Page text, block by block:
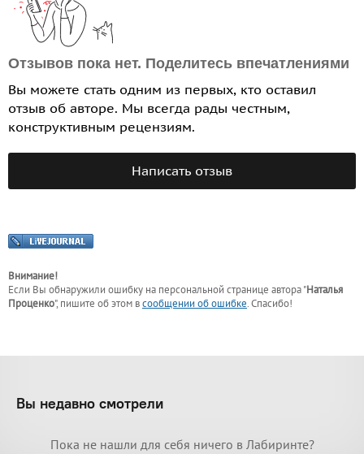
Отзывов пока нет. Поделитесь впечатлениями
Вы можете стать одним из первых, кто оставил
отзыв об авторе. Мы всегда рады честным,
конструктивным рецензиям.
Написать отзыв
Внимание!
Если Вы обнаружили ошибку на персональной странице автора "Наталья
Проценко", пишите об этом всообщении об ошибке. Спасибо!
Вы недавно смотрели
Пока не нашли для себя ничего в Лабиринте?